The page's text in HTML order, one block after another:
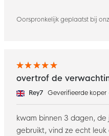
Oorspronkelijk geplaatst bij
overtrof de
Rey7 Geverifieerde koper
kwam binnen 3 dagen,
gebruikt, vind ze echt leuk